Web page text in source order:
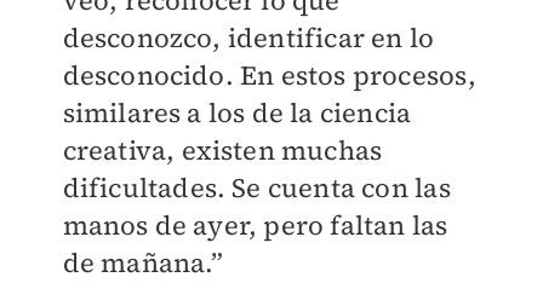
desconozco, identificar en lo
desconocido. En estos procesos,
similares a los de la ciencia
creativa, existen muchas
dificultades. Se cuenta con las
manos de ayer, pero faltan las
de mañana.”